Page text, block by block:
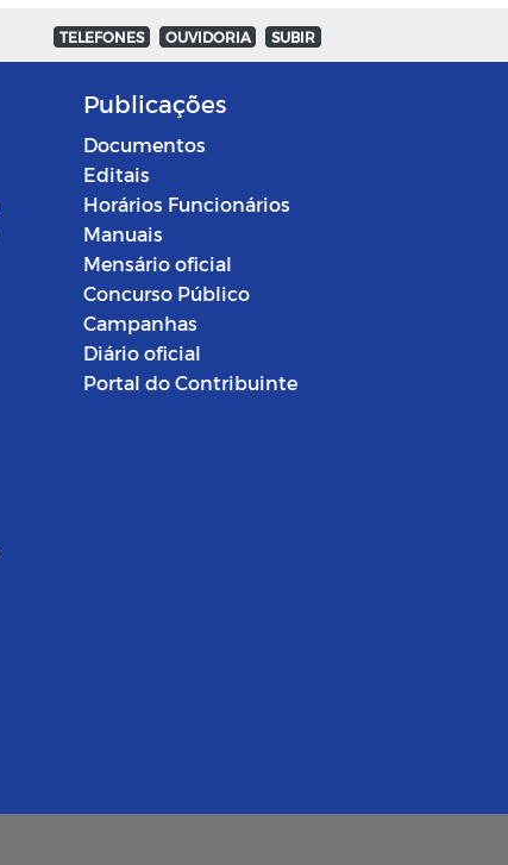
foram
divulgadas
TELEFONES OUVIDORIA SUBIR
Publicações
Documentos
Editais
Horários Funcionários
Manuais
Mensário oficial
Concurso Público
Campanhas
Diário oficial
Portal do Contribuinte